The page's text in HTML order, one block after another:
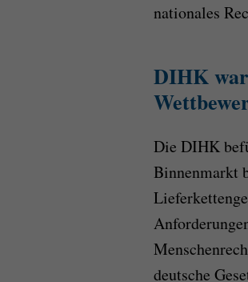
nationales
DIHK
Die DIHK
Binnenmarkt
deutsche